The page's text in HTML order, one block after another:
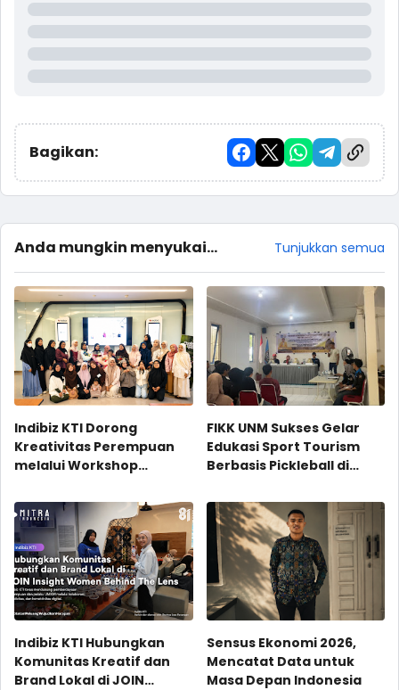
Bagikan:
Anda mungkin menyukai
postingan ini
Tunjukkan semua
Indibiz KTI Dorong
Kreativitas Perempuan
melalui Workshop
Behind The Lens”
FIKK UNM Sukses Gelar
Edukasi Sport Tourism
Berbasis Pickleball di
Indibiz KTI Hubungkan
Komunitas Kreatif dan
Brand Lokal di JOIN
Sensus Ekonomi 2026,
Mencatat Data untuk
Masa Depan Indonesia